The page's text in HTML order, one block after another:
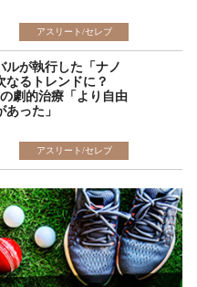
アスリート/セレブ
ルが執行した「ナノ
なるトレンドに？
劇的治療「より自由
った」
アスリート/セレブ